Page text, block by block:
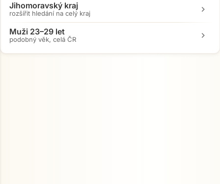
Jihomoravský kraj
rozšířit hledání na celý kraj chevron_right
Muži 23–29 let
podobný věk, celá ČR chevron_right